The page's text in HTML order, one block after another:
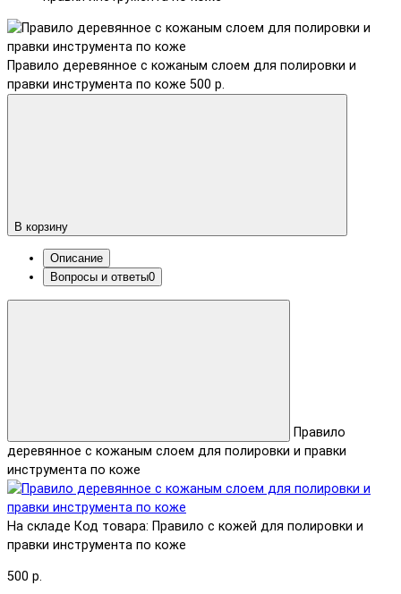
Правило деревянное с кожаным слоем для полировки и
правки инструмента по коже 500 р.
В корзину
Описание
Вопросы и ответы0
Правило
деревянное с кожаным слоем для полировки и правки
инструмента по коже
На складе Код товара: Правило с кожей для полировки и
правки инструмента по коже
500 р.